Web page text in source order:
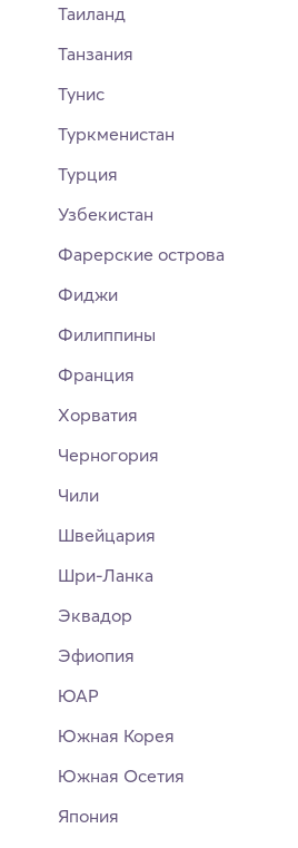
Таиланд
Танзания
Тунис
Туркменистан
Турция
Узбекистан
Фарерские острова
Фиджи
Филиппины
Франция
Хорватия
Черногория
Чили
Швейцария
Шри-Ланка
Эквадор
Эфиопия
ЮАР
Южная Корея
Южная Осетия
Япония